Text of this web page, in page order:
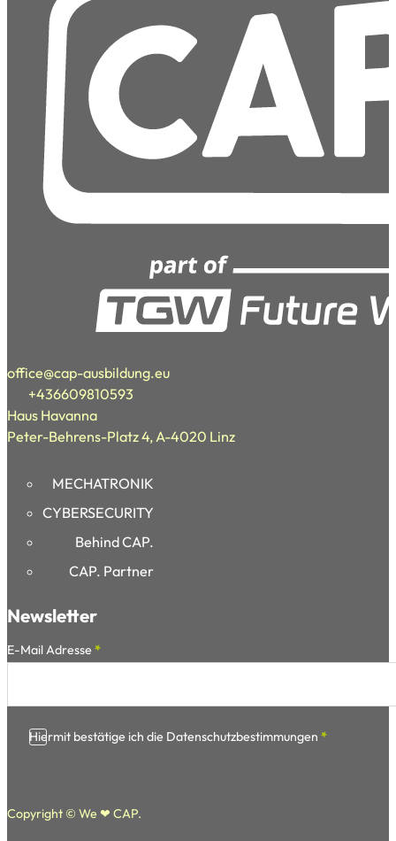
office@cap-ausbildung.eu
+436609810593
Haus Havanna
Peter-Behrens-Platz 4, A-4020 Linz
MECHATRONIK
CYBERSECURITY
Behind CAP.
CAP. Partner
Newsletter
Section
E-Mail Adresse *
Hiermit bestätige ich die Datenschutzbestimmungen *
Copyright © We ❤ CAP.